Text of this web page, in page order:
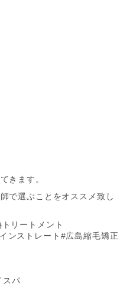
きます。
で選ぶことをオススメ致し
リートメント
ンストレート#広島縮毛矯正
スパ